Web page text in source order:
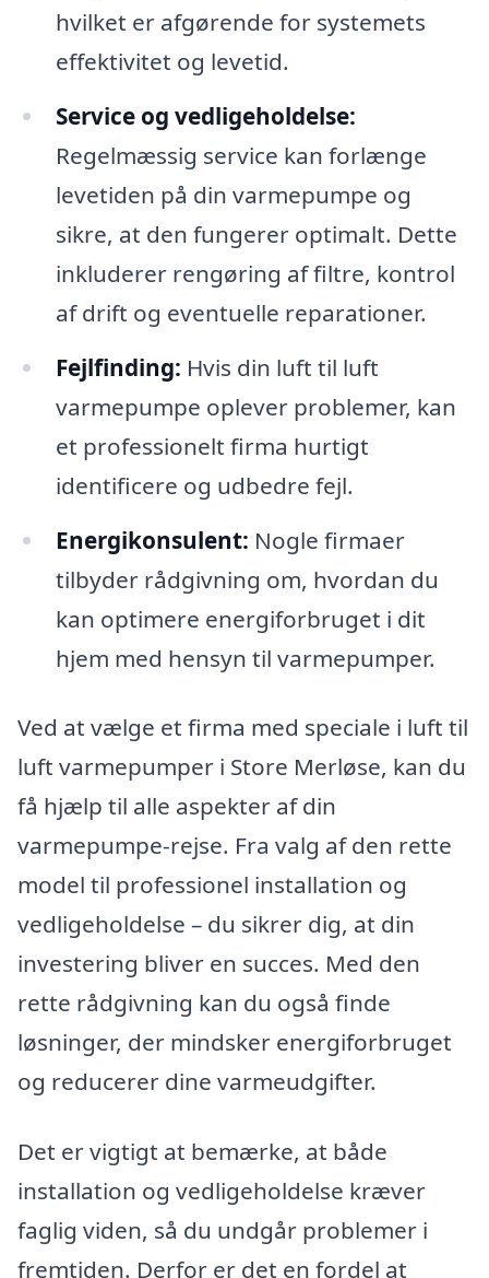
hvilket er afgørende for systemets
effektivitet og levetid.
Service og vedligeholdelse:
Regelmæssig service kan forlænge
levetiden på din varmepumpe og
sikre, at den fungerer optimalt. Dette
inkluderer rengøring af filtre, kontrol
af drift og eventuelle reparationer.
Fejlfinding: Hvis din luft til luft
varmepumpe oplever problemer, kan
et professionelt firma hurtigt
identificere og udbedre fejl.
Energikonsulent: Nogle firmaer
tilbyder rådgivning om, hvordan du
kan optimere energiforbruget i dit
hjem med hensyn til varmepumper.
Ved at vælge et firma med speciale i luft til
luft varmepumper i Store Merløse, kan du
få hjælp til alle aspekter af din
varmepumpe-rejse. Fra valg af den rette
model til professionel installation og
vedligeholdelse – du sikrer dig, at din
investering bliver en succes. Med den
rette rådgivning kan du også finde
løsninger, der mindsker energiforbruget
og reducerer dine varmeudgifter.
Det er vigtigt at bemærke, at både
installation og vedligeholdelse kræver
faglig viden, så du undgår problemer i
fremtiden. Derfor er det en fordel at